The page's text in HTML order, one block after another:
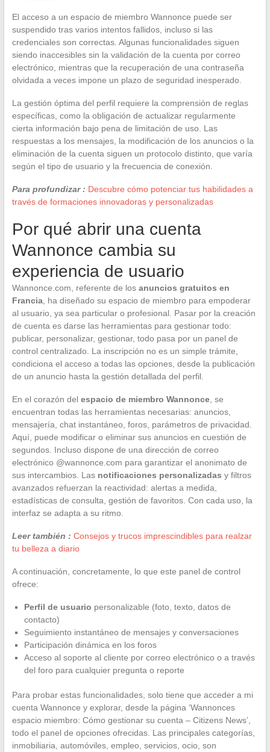
El acceso a un espacio de miembro Wannonce puede ser
suspendido tras varios intentos fallidos, incluso si las
credenciales son correctas. Algunas funcionalidades siguen
siendo inaccesibles sin la validación de la cuenta por correo
electrónico, mientras que la recuperación de una contraseña
olvidada a veces impone un plazo de seguridad inesperado.
La gestión óptima del perfil requiere la comprensión de reglas
específicas, como la obligación de actualizar regularmente
cierta información bajo pena de limitación de uso. Las
respuestas a los mensajes, la modificación de los anuncios o la
eliminación de la cuenta siguen un protocolo distinto, que varía
según el tipo de usuario y la frecuencia de conexión.
Para profundizar : Descubre cómo potenciar tus habilidades a
través de formaciones innovadoras y personalizadas
Por qué abrir una cuenta
Wannonce cambia su
experiencia de usuario
Wannonce.com, referente de los anuncios gratuitos en
Francia, ha diseñado su espacio de miembro para empoderar
al usuario, ya sea particular o profesional. Pasar por la creación
de cuenta es darse las herramientas para gestionar todo:
publicar, personalizar, gestionar, todo pasa por un panel de
control centralizado. La inscripción no es un simple trámite,
condiciona el acceso a todas las opciones, desde la publicación
de un anuncio hasta la gestión detallada del perfil.
En el corazón del espacio de miembro Wannonce, se
encuentran todas las herramientas necesarias: anuncios,
mensajería, chat instantáneo, foros, parámetros de privacidad.
Aquí, puede modificar o eliminar sus anuncios en cuestión de
segundos. Incluso dispone de una dirección de correo
electrónico @wannonce.com para garantizar el anonimato de
sus intercambios. Las notificaciones personalizadas y filtros
avanzados refuerzan la reactividad: alertas a medida,
estadísticas de consulta, gestión de favoritos. Con cada uso, la
interfaz se adapta a su ritmo.
Leer también : Consejos y trucos imprescindibles para realzar
tu belleza a diario
A continuación, concretamente, lo que este panel de control
ofrece:
Perfil de usuario personalizable (foto, texto, datos de
contacto)
Seguimiento instantáneo de mensajes y conversaciones
Participación dinámica en los foros
Acceso al soporte al cliente por correo electrónico o a través
del foro para cualquier pregunta o reporte
Para probar estas funcionalidades, solo tiene que acceder a mi
cuenta Wannonce y explorar, desde la página ‘Wannonces
espacio miembro: Cómo gestionar su cuenta – Citizens News’,
todo el panel de opciones ofrecidas. Las principales categorías,
inmobiliaria, automóviles, empleo, servicios, ocio, son